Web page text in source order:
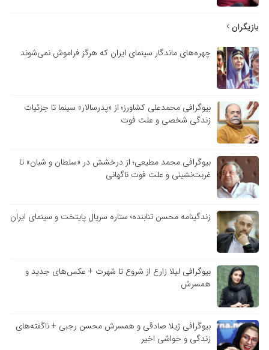
بازیگران
چهره‌های ماندگار سینمای ایران که هرگز فراموش نمی‌شوند
بیوگرافی محمدعلی کشاورز؛ از «پدرسالار» سینما تا جزئیات
زندگی شخصی و علت فوت
بیوگرافی محمد مطیعی؛ از درخشش در «سلطان و شبان» تا
غربت‌نشینی و علت فوت ناگهانی
زندگینامه محسن تنابنده؛ ستاره سریال پایتخت و سینمای ایران
بیوگرافی لیلا زارع از شروع تا شهرت + عکس‌های جدید و
همسرش
بیوگرافی ژیلا صادقی و همسرش محسن رجبی + ناگفته‌های
زندگی و حواشی اخیر